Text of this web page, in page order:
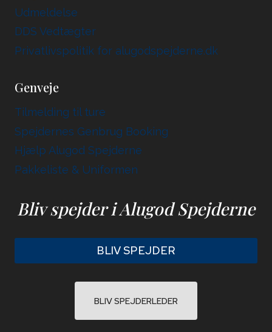
Udmeldelse
DDS Vedtægter
Privatlivspolitik for alugodspejderne.dk
Genveje
Tilmelding til ture
Spejdernes Genbrug Booking
Hjælp Alugod Spejderne
Pakkeliste & Uniformen
Bliv spejder i Alugod Spejderne
BLIV SPEJDER
BLIV SPEJDERLEDER